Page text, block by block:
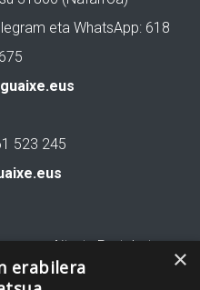
eta WhatsApp: 618
523 245
Aitortu Partekatu ×
erabilera